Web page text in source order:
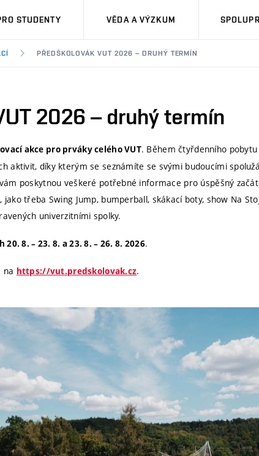
STUDENTY VĚDA A VÝZKUM
PŘEDŠKOLOVÁK VUT 2026 – DRUHÝ TERMÍN
2026 – druhý termín
akce pro prváky celého VUT. Během čtyřdenního pobytu
aktivit, díky kterým se seznámíte se svými budoucími
poskytnou veškeré potřebné informace pro úspěšný
třeba Swing Jump, bumperball, skákací boty, show Na
univerzitními spolky.
20. 8. – 23. 8. a 23. 8. – 26. 8. 2026.
na https://vut.predskolovak.cz.